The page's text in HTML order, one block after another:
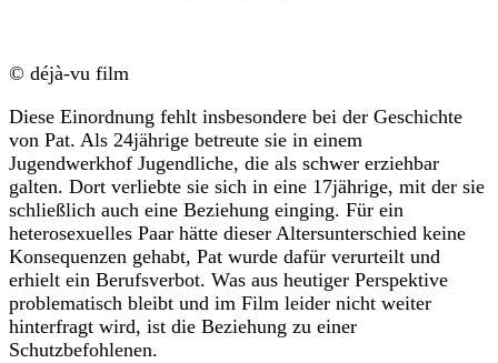
© déjà-vu film
Diese Einordnung fehlt insbesondere bei der Geschichte
von Pat. Als 24jährige betreute sie in einem
Jugendwerkhof Jugendliche, die als schwer erziehbar
galten. Dort verliebte sie sich in eine 17jährige, mit der sie
schließlich auch eine Beziehung einging. Für ein
heterosexuelles Paar hätte dieser Altersunterschied keine
Konsequenzen gehabt, Pat wurde dafür verurteilt und
erhielt ein Berufsverbot. Was aus heutiger Perspektive
problematisch bleibt und im Film leider nicht weiter
hinterfragt wird, ist die Beziehung zu einer
Schutzbefohlenen.